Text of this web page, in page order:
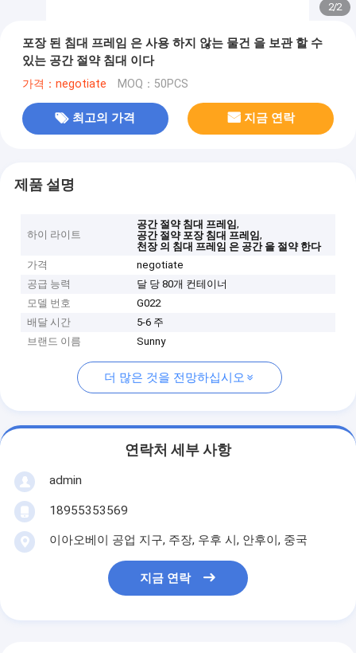
2/2
포장 된 침대 프레임 은 사용 하지 않는 물건 을 보관 할 수
있는 공간 절약 침대 이다
가격：negotiate MOQ：50PCS
최고의 가격 지금 연락
제품 설명
하이 라이트
공간 절약 침대 프레임,
공간 절약 포장 침대 프레임,
천장 의 침대 프레임 은 공간 을 절약 한다
가격
negotiate
공급 능력
달 당 80개 컨테이너
모델 번호
G022
배달 시간
5-6 주
브랜드 이름
Sunny
더 많은 것을 전망하십시오
연락처 세부 사항
admin
18955353569
이아오베이 공업 지구, 주장, 우후 시, 안후이, 중국
지금 연락